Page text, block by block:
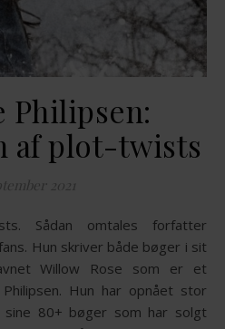
Philipsen:
af plot-twists
2021
Hun skriver både bøger i sit
Willow Rose som er et
Hun har opnået stor
sine 80+ bøger som har solgt